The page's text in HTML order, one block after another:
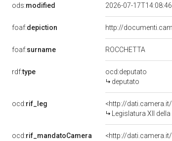
ods:modified 2026-07-
foaf:depiction http://
foaf:surname ROCCHETTA
rdf:type
ocd:deputato
deputato
ocd:rif_leg
<http://
Legislatura XII
ocd:rif_mandatoCamera
<http://